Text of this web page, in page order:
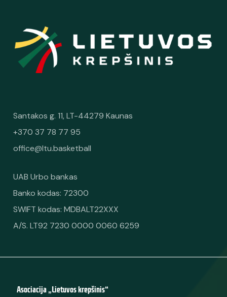
Santakos g. 11, LT-44279 Kaunas
+370 37 78 77 95
office@ltu.basketball
UAB Urbo bankas
Banko kodas: 72300
SWIFT kodas: MDBALT22XXX
A/S. LT92 7230 0000 0060 6259
Asociacija „Lietuvos krepšinis“